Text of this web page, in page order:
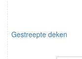
Gestreepte deken